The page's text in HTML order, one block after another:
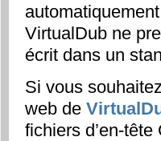
VirtualDub ne
écrit dans un
Si vous
web de
fichiers d’en-